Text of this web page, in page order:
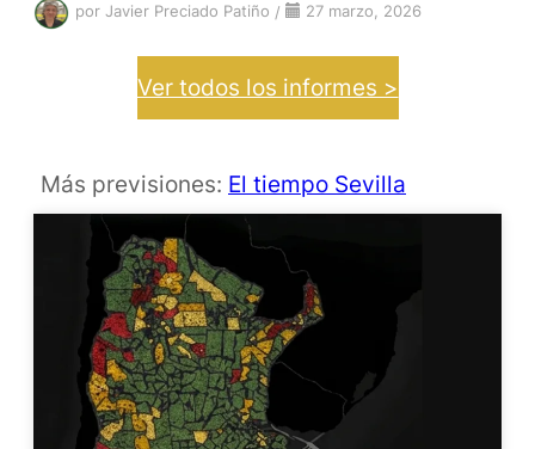
por Javier Preciado Patiño / 27 marzo, 2026
Ver todos los informes >
Más previsiones: El tiempo Sevilla